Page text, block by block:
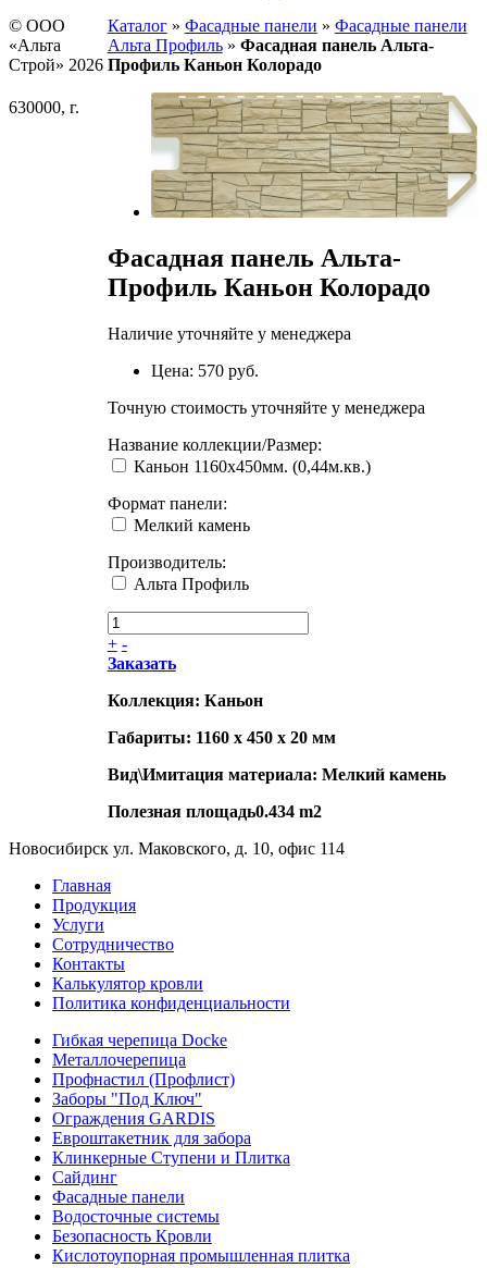
Каталог» Фасадные панели » Фасадные панели
Альта Профиль» Фасадная панель Альта-
Профиль Каньон Колорадо
Фасадная панель Альта-
Профиль Каньон Колорадо
Наличие уточняйте у менеджера
Цена: 570 руб.
Точную стоимость уточняйте у менеджера
Название коллекции/Размер:
Каньон 1160х450мм. (0,44м.кв.)
Формат панели:
Мелкий камень
Производитель:
Альта Профиль
+ -
Заказать
Коллекция: Каньон
Габариты: 1160 x 450 x 20 мм
Вид\Имитация материала: Мелкий камень
Полезная площадь0.434 m2
© ООО
«Альта
Строй» 2026
630000, г.
Новосибирск ул. Маковского, д. 10, офис 114
Главная
Продукция
Услуги
Сотрудничество
Контакты
Калькулятор кровли
Политика конфиденциальности
Гибкая черепица Docke
Металлочерепица
Профнастил (Профлист)
Заборы "Под Ключ"
Ограждения GARDIS
Евроштакетник для забора
Клинкерные Ступени и Плитка
Сайдинг
Фасадные панели
Водосточные системы
Безопасность Кровли
Кислотоупорная промышленная плитка